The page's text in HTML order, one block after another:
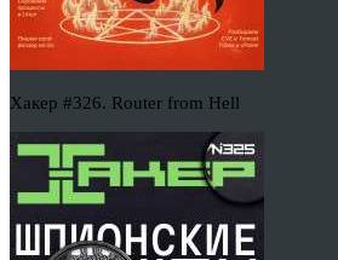
Хакер #326. Router from Hell